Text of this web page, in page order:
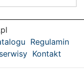
Regulamin
Kontakt